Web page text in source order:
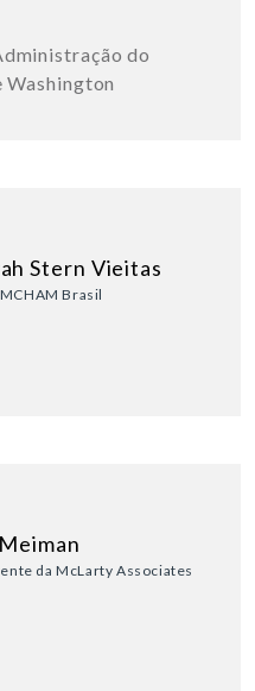
do
Stern Vieitas
Brasil
da McLarty Associates